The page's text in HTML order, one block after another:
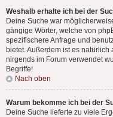
Weshalb erhalte ich bei der
Deine Suche war
gängige Wörter, welche von
spezifischere Anfrage und
bietet. Außerdem ist es
nirgends im Forum verwendet
Begriffe!
Nach oben
Warum bekomme ich bei der
Deine Suche lieferte zu viele